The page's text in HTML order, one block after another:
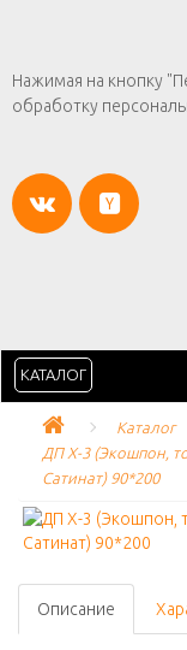
Нажимая на кнопку
обработку
КАТАЛОГ
Каталог
ДП Х-3 (Экошпон,
Сатинат) 90*200
Описание